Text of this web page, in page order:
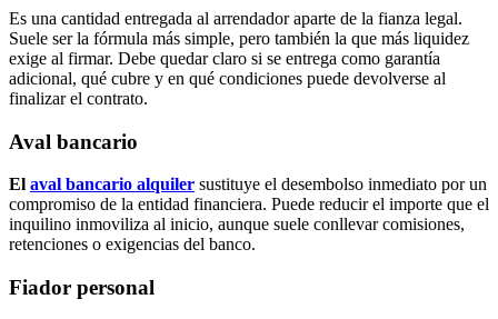
Es una cantidad entregada al arrendador aparte de la fianza legal.
Suele ser la fórmula más simple, pero también la que más liquidez
exige al firmar. Debe quedar claro si se entrega como garantía
adicional, qué cubre y en qué condiciones puede devolverse al
finalizar el contrato.
Aval bancario
El aval bancario alquiler sustituye el desembolso inmediato por un
compromiso de la entidad financiera. Puede reducir el importe que el
inquilino inmoviliza al inicio, aunque suele conllevar comisiones,
retenciones o exigencias del banco.
Fiador personal